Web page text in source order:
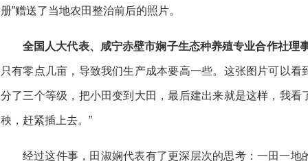
册”赠送了当地农田整治前后的照片。
全国人大代表、咸宁赤壁市娴子生态种养殖专业合作社理
只有零点几亩，导致我们生产成本要高一些。这张图片可以
分了三个等级，把小田变到大田，最后建出来就是这样，我
秧，赶紧插上去。”
经过这件事，田淑娴代表有了更深层次的思考：一田一